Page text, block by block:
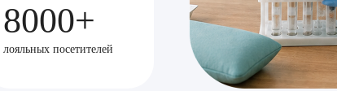
8000+
лояльных посетителей